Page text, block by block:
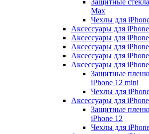
Max
Чехлы для
Аксессуары для
Аксессуары для
Аксессуары для
Аксессуары для
Аксессуары для
Защитные
iPhone 12 mini
Чехлы для
Аксессуары для
Защитные
iPhone 12
Чехлы для